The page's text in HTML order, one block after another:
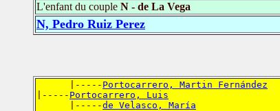
L'enfant du couple N - de La Vega
N, Pedro Ruiz Perez
      |-----
Portocarrero, Martin Fernández
|----- Portocarrero, Luis
      |-----
de Velasco, María